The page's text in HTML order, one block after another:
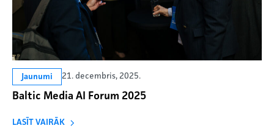
Jaunumi 21. decembris, 2025.
Baltic Media AI Forum 2025
LASĪT VAIRĀK